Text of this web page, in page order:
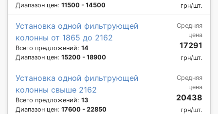
Диапазон цен: 11500 - 14500 грн/шт.
Установка одной фильтрующей
колонны от 1865 до 2162
Всего предложений: 14
Диапазон цен: 15200 - 18900
Средняя
цена
17291
грн/шт.
Установка одной фильтрующей
колонны свыше 2162
Всего предложений: 13
Диапазон цен: 17600 - 22850
Средняя
цена
20438
грн/шт.